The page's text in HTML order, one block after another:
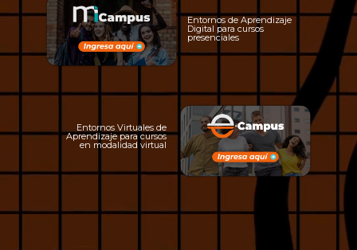
Entornos de Aprendizaje
Digital para cursos
presenciales
Entornos Virtuales de
Aprendizaje para cursos
en modalidad virtual